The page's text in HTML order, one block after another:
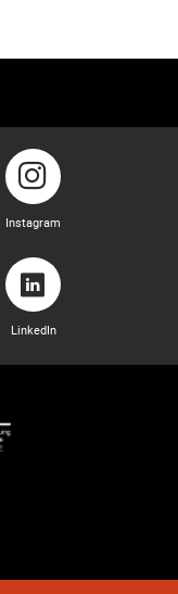
Instagram
LinkedIn